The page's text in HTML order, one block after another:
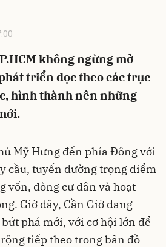
không ngừng mở
triển dọc theo các trục
hình thành nên những
Mỹ Hưng đến phía Đông với
cầu, tuyến đường trọng điểm
vốn, dòng cư dân và hoạt
Giờ đây, Cần Giờ đang
phá mới, với cơ hội lớn để
tiếp theo trong bản đồ